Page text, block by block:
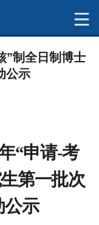
”制全日制博士
公示
“申请-考
第一批次
公示